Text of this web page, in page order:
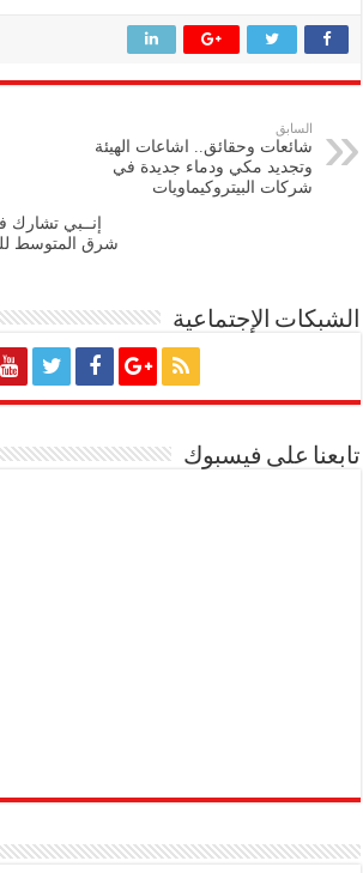
السابق
شائعات وحقائق.. اشاعات الهيئة
وتجديد مكي ودماء جديدة في
شركات البيتروكيماويات
إنــبي
الشبكات الإجتماعية
تابعنا على فيسبوك